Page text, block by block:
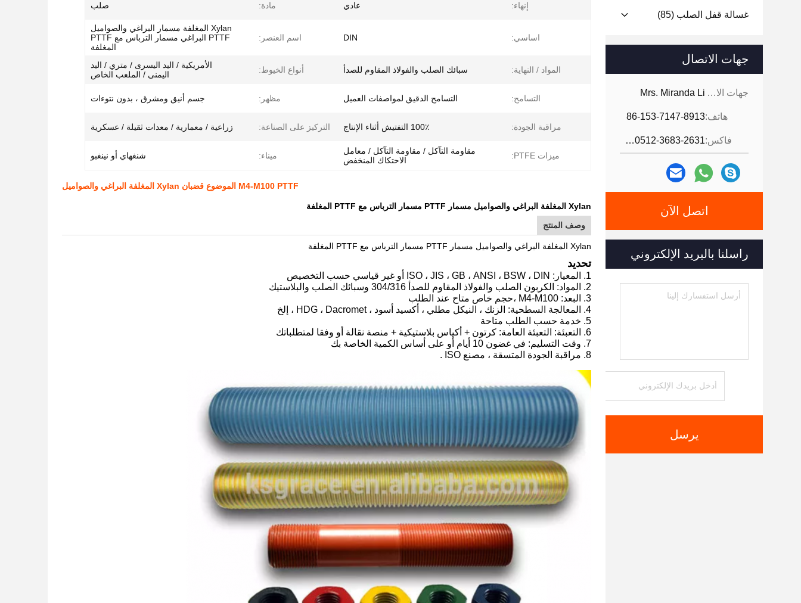
غسالة قفل الصلب (85)
جهات الاتصال
جهات الاتصال: Mrs. Miranda Li
هاتف:86-153-7147-8913
فاكس: 86-0512-3683-2631
اتصل الآن
راسلنا بالبريد الإلكتروني
يرسل
إنهاء: عادي مادة: صلب
اساسي: DIN اسم العنصر:
Xylan المغلفة مسمار البراغي والصواميل
PTTF البراغي مسمار الترباس مع PTTF
المغلفة
المواد / النهاية: سبائك الصلب والفولاذ المقاوم للصدأ أنواع الخيوط:
الأمريكية / اليد اليسرى / متري / اليد
اليمنى / الملعب الخاص
التسامح: التسامح الدقيق لمواصفات العميل مظهر: جسم أنيق ومشرق ، بدون نتوءات
مراقبة الجودة: 100٪ التفتيش أثناء الإنتاج التركيز على الصناعة: زراعية / معمارية / معدات ثقيلة / عسكرية
ميزات PTFE:
مقاومة التآكل / مقاومة التآكل / معامل
الاحتكاك المنخفض
ميناء: شنغهاي أو نينغبو
M4-M100 PTTF الموضوع قضبان Xylan المغلفة البراغي والصواميل
Xylan المغلفة البراغي والصواميل مسمار PTTF مسمار الترباس مع PTTF المغلفة
وصف المنتج
Xylan المغلفة البراغي والصواميل مسمار PTTF مسمار الترباس مع PTTF المغلفة
تحديد
1. المعيار: ISO ، JIS ، GB ، ANSI ، BSW ، DIN أو غير قياسي حسب التخصيص
2. المواد: الكربون الصلب والفولاذ المقاوم للصدأ 304/316 وسبائك الصلب والبلاستيك
3. البعد: M4-M100 ،
حجم خاص متاح عند الطلب
4. المعالجة السطحية: الزنك ، النيكل مطلي ، أكسيد أسود ، HDG ، Dacromet ، إلخ
5. خدمة حسب الطلب متاحة
6. التعبئة: التعبئة العامة: كرتون + أكياس بلاستيكية + منصة نقالة أو وفقا لمتطلباتك
7. وقت التسليم: في غضون 10 أيام أو على أساس الكمية الخاصة بك
8. مراقبة الجودة المتسقة ، مصنع ISO
.